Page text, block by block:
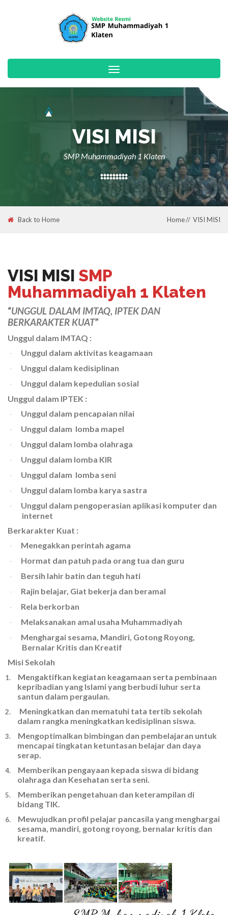
Toggle
navigation
VISI MISI
SMP Muhammadiyah 1 Klaten
Back to Home Home VISI MISI
VISI MISI SMP
Muhammadiyah 1 Klaten
“UNGGUL DALAM IMTAQ, IPTEK DAN
BERKARAKTER KUAT”
Unggul dalam IMTAQ :
· Unggul dalam aktivitas keagamaan
· Unggul dalam kedisiplinan
·
Unggul dalam kepedulian sosial
Unggul dalam IPTEK :
· Unggul dalam pencapaian nilai
· Unggul dalam lomba mapel
· Unggul dalam lomba olahraga
· Unggul dalam lomba KIR
· Unggul dalam lomba seni
· Unggul dalam lomba karya sastra
·
Unggul dalam pengoperasian aplikasi komputer dan
internet
Berkarakter Kuat :
· Menegakkan perintah agama
· Hormat dan patuh pada orang tua dan guru
· Bersih lahir batin dan teguh hati
· Rajin belajar, Giat bekerja dan beramal
· Rela berkorban
· Melaksanakan amal usaha Muhammadiyah
·
Menghargai sesama, Mandiri, Gotong Royong,
Bernalar Kritis dan Kreatif
Misi Sekolah
1.
Mengaktifkan kegiatan keagamaan serta pembinaan
kepribadian yang Islami yang berbudi luhur serta
santun dalam pergaulan.
2.
Meningkatkan dan mematuhi tata tertib sekolah
dalam rangka meningkatkan kedisiplinan siswa.
3.
Mengoptimalkan bimbingan dan pembelajaran untuk
mencapai tingkatan ketuntasan belajar dan daya
serap.
4.
Memberikan pengayaan kepada siswa di bidang
olahraga dan Kesehatan serta seni.
5.
Memberikan pengetahuan dan keterampilan di
bidang TIK.
6.
Mewujudkan profil pelajar pancasila yang menghargai
sesama, mandiri, gotong royong, bernalar kritis dan
kreatif.